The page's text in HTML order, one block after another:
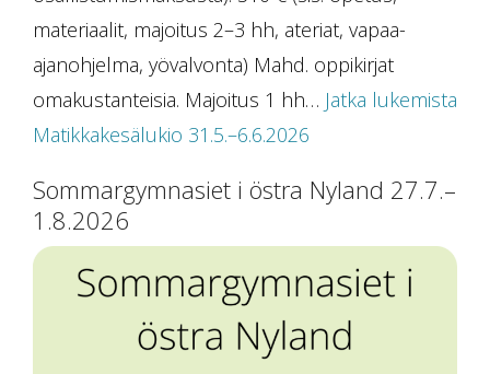
materiaalit, majoitus 2–3 hh, ateriat, vapaa-
ajanohjelma, yövalvonta) Mahd. oppikirjat
omakustanteisia. Majoitus 1 hh… Jatka lukemista
Matikkakesälukio 31.5.–6.6.2026
Sommargymnasiet i östra Nyland 27.7.–
1.8.2026